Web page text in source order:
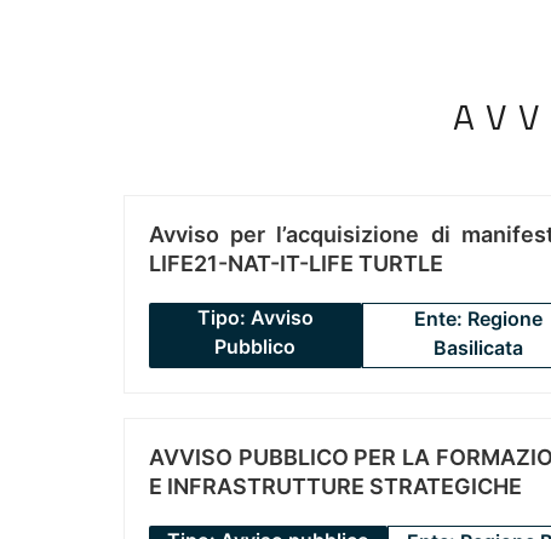
Avviso per l’acquisizione di
LIFE21-NAT-IT-LIFE TURTLE
Tipo: Avviso
Pubblico
Ente: Regione
Basilicata
AVVISO PUBBLICO PER LA
E INFRASTRUTTURE STRATEGICHE